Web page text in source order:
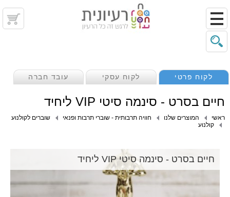
לקוח פרטי לקוח עסקי עובד חברה
חיים בסרט - סינמה סיטי VIP ליחיד
ראשי המוצרים שלנו חוויה תרבותית - שוברי תרבות ופנאי
שוברים לקולנוע
קולנוע
חיים בסרט - סינמה סיטי VIP ליחיד